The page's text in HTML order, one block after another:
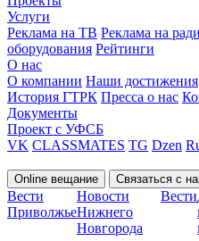
Услуги
Реклама на ТВ Реклама на
оборудования Рейтинги
О нас
О компании Наши достижения
История ГТРК Пресса о нас
Документы
Проект с УФСБ
VK CLASSMATES TG Dzen
Online вещание Связаться с
Вести
Приволжье
Новости
Нижнего
Новгорода
Вести